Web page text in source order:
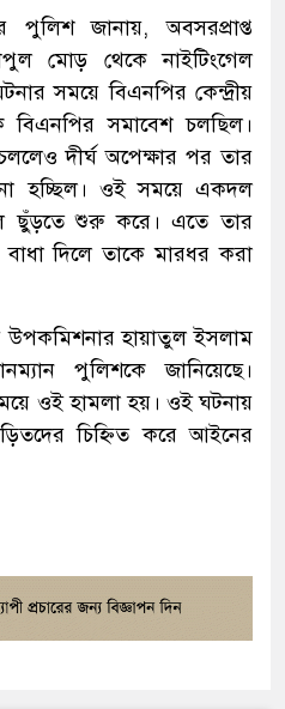
পুলিশ জানায়, অবসরপ্রাপ্ত
মোড় থেকে নাইটিংগেল
সময়ে বিএনপির কেন্দ্রীয়
বিএনপির সমাবেশ চলছিল।
দীর্ঘ অপেক্ষার পর তার
হচ্ছিল। ওই সময়ে একদল
ছুঁড়তে শুরু করে। এতে তার
বাধা দিলে তাকে মারধর করা
উপকমিশনার হায়াতুল ইসলাম
পুলিশকে জানিয়েছে।
ওই হামলা হয়। ওই ঘটনায়
চিহ্নিত করে আইনের